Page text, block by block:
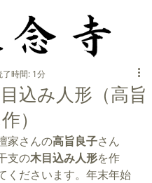
込み人形（高旨
）
了時間: 1分
家さんの高旨良子さん
支の木目込み人形を作
くださいます。年末年始